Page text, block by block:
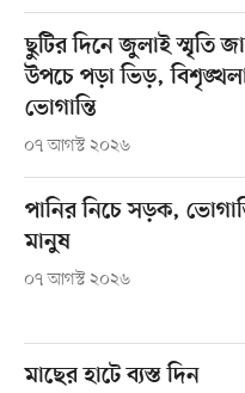
ছুটির দিনে জুলাই স্মৃতি
উপচে পড়া ভিড়,
ভোগান্তি
০৭ আগস্ট ২০২৬
পানির নিচে সড়ক,
মানুষ
০৭ আগস্ট ২০২৬
মাছের হাটে ব্যস্ত দিন